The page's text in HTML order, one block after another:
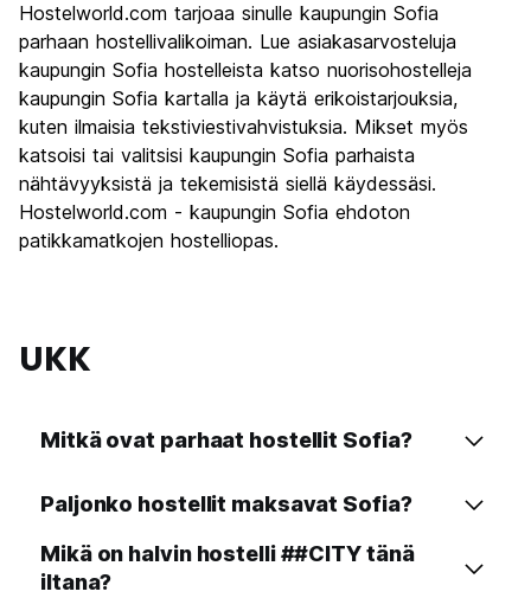
Kulttuuri
Yöelämä
7.6
Rahanarvoinen
Hostelworld.com tarjoaa sinulle kaupungin Sofia
parhaan hostellivalikoiman. Lue asiakasarvosteluja
kaupungin Sofia hostelleista katso nuorisohostelleja
kaupungin Sofia kartalla ja käytä erikoistarjouksia,
kuten ilmaisia tekstiviestivahvistuksia. Mikset myös
katsoisi tai valitsisi kaupungin Sofia parhaista
nähtävyyksistä ja tekemisistä siellä käydessäsi.
Hostelworld.com - kaupungin Sofia ehdoton
patikkamatkojen hostelliopas.
UKK
Mitkä ovat parhaat hostellit Sofia?
Paljonko hostellit maksavat Sofia?
Mikä on halvin hostelli ##CITY tänä
iltana?